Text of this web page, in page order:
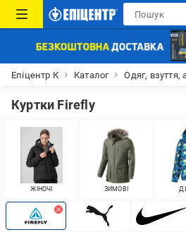
Епіцентр К Каталог Одяг, взуття,
Куртки Firefly
ЖІНОЧІ ЗИМОВІ